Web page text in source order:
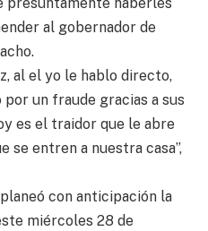
al gobernador de
al el yo le hablo directo,
un fraude gracias a sus
es el traidor que le abre
se entren a nuestra casa”,
con anticipación la
miércoles 28 de